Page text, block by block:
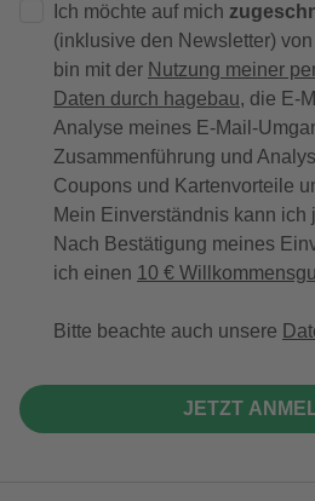
Ich möchte auf mich
(inklusive den Newsletter)
bin mit der Nutzung meiner
Daten durch hagebau, die E-
Analyse meines E-Mail-
Zusammenführung und
Coupons und Kartenvorteile
Mein Einverständnis kann ich
Nach Bestätigung meines
ich einen 10 €
Bitte beachte auch unsere
JETZT